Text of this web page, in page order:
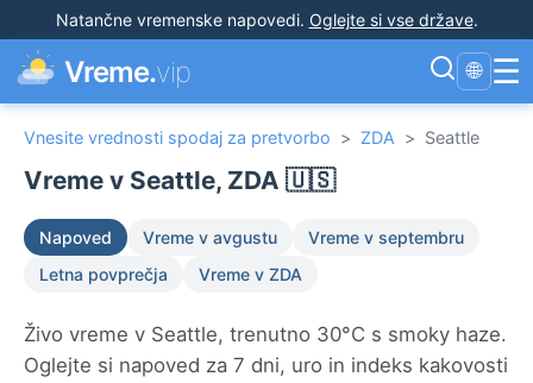
Natančne vremenske napovedi. Oglejte si vse države.
Vreme.vip 🌐 ☰
Vnesite vrednosti spodaj za pretvorbo > ZDA > Seattle
Vreme v Seattle, ZDA 🇺🇸
Napoved Vreme v avgustu
Vreme v septembru
Letna povprečja
Vreme v ZDA
Živo vreme v Seattle, trenutno 30°C s smoky haze.
Oglejte si napoved za 7 dni, uro in indeks kakovosti